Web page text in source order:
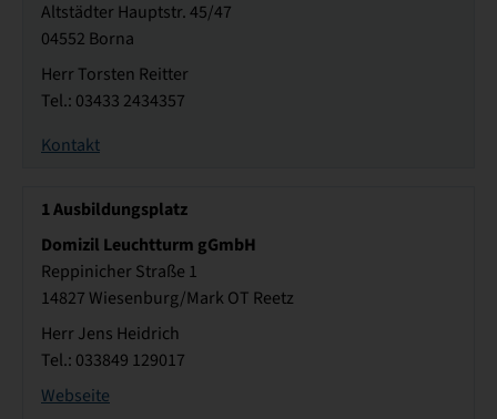
Altstädter Hauptstr. 45/47
04552 Borna
Herr Torsten Reitter
Tel.: 03433 2434357
Kontakt
1Ausbildungsplatz
Domizil Leuchtturm gGmbH
Reppinicher Straße 1
14827 Wiesenburg/Mark OT Reetz
Herr Jens Heidrich
Tel.: 033849 129017
Webseite